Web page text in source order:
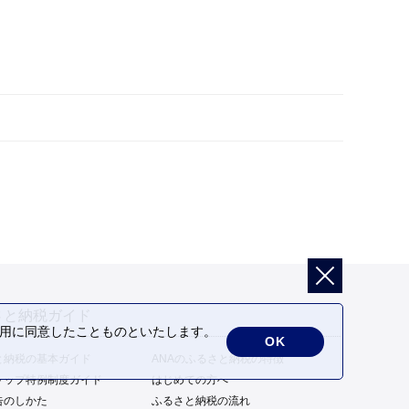
と納税ガイド
納税の基本ガイド
ANAのふるさと納税の特徴
ップ特例制度ガイド
はじめての方へ
のしかた
ふるさと納税の流れ
同意したことものといたします。
OK